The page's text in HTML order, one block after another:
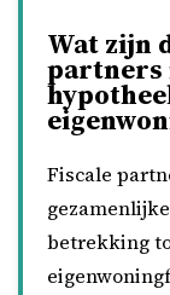
Wat zijn
partners
Fiscale
betrekking